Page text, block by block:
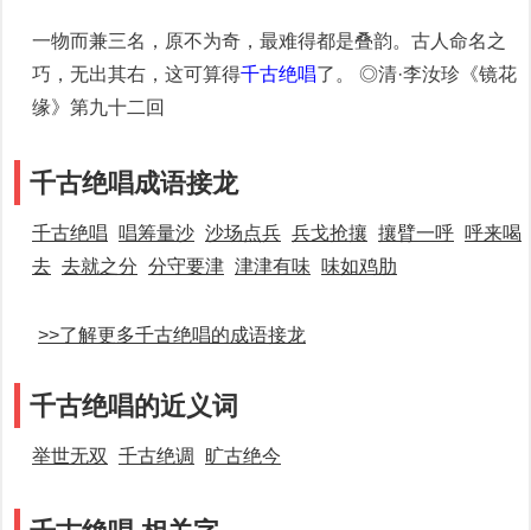
一物而兼三名，原不为奇，最难得都是叠韵。古人命名之
巧，无出其右，这可算得千古绝唱了。 ◎清·李汝珍《镜花
缘》第九十二回
千古绝唱成语接龙
千古绝唱 唱筹量沙 沙场点兵 兵戈抢攘 攘臂一呼 呼来喝
去 去就之分 分守要津 津津有味 味如鸡肋
>>了解更多千古绝唱的成语接龙
千古绝唱的近义词
举世无双 千古绝调 旷古绝今